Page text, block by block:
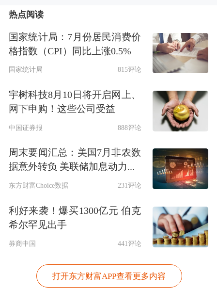
中山佳兆业阅山府等项目完成交付。
业内人士表示，在当前环境下，交付力
能够串联产品设计、成本、工程、服务
等全线条、各部门，是房企
综合实力的
衡量。交付力强的房企，重点围绕产品
落地和优化服务两大环节，搭建完善的
严格的施工标准，制定精细化的过程管
控体系，严格材料采购，实现精工匠
陪同验房、交付即交证、投诉反馈机制
中指研究院监测数据显示，当前，保交
楼成为房地产行业的重要任务。针对保
热点阅读
国家统计局：7月份居民消费价
格指数（CPI）同比上涨0.5%
国家统计局 815评论
宇树科技8月10日将开启网上、
网下申购！这些公司受益
中国证券报 888评论
周末要闻汇总：美国7月非农数
据意外转负 美联储加息动力...
东方财富Choice数据 231评论
利好来袭！爆买1300亿元 伯克
希尔罕见出手
券商中国 441评论
打开东方财富APP查看更多内容